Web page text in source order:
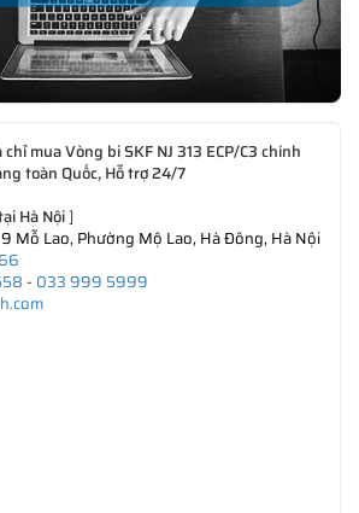
chỉ mua Vòng bi SKF NJ 313 ECP/C3 chính
toàn Quốc, Hỗ trợ 24/7
Hà Nội]
9 Mỗ Lao, Phường Mộ Lao, Hà Đông, Hà Nội
- 033 999 5999